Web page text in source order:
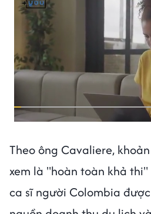
Theo ông Cavaliere,
xem là "hoàn toàn khả
ca sĩ người Colombia